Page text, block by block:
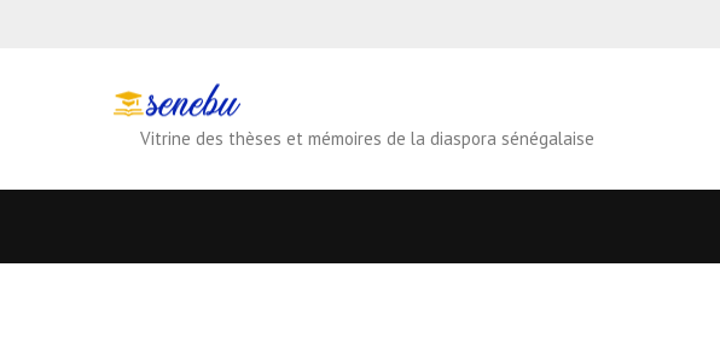
Vitrine des thèses et mémoires de la diaspora sénégalaise